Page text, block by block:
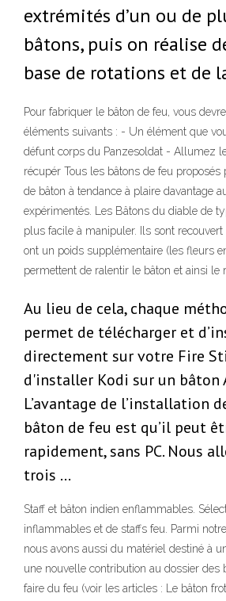
extrémités d’un ou de
bâtons, puis on réalise
base de rotations et de
Pour fabriquer le bâton de feu, vous
éléments suivants : - Un élément que
défunt corps du Panzesoldat - Allumez
récupér Tous les bâtons de feu
de bâton à tendance à plaire davantage
expérimentés. Les Bâtons du diable de
plus facile à manipuler. Ils sont
ont un poids supplémentaire (les fleurs
permettent de ralentir le bâton et ainsi le
Au lieu de cela, chaque
permet de télécharger et
directement sur votre Fire
d'installer Kodi sur un bâton
L’avantage de l’installation
bâton de feu est qu’il peut
rapidement, sans PC. Nous
trois …
Staff et bâton indien enflammables.
inflammables et de staffs feu. Parmi
nous avons aussi du matériel destiné à
une nouvelle contribution au dossier des
faire du feu (voir les articles : Le bâton